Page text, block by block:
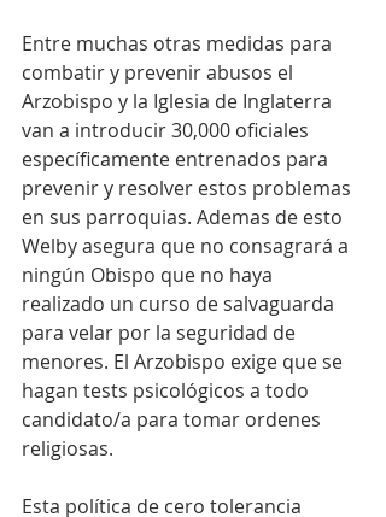
Entre muchas otras medidas para
combatir y prevenir abusos el
Arzobispo y la Iglesia de Inglaterra
van a introducir 30,000 oficiales
específicamente entrenados para
prevenir y resolver estos problemas
en sus parroquias. Ademas de esto
Welby asegura que no consagrará a
ningún Obispo que no haya
realizado un curso de salvaguarda
para velar por la seguridad de
menores. El Arzobispo exige que se
hagan tests psicológicos a todo
candidato/a para tomar ordenes
religiosas.
Esta política de cero tolerancia